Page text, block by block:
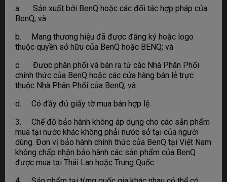
a. Sản xuất bởi BenQ hoặc các đối tác hợp pháp của
BenQ; và
b. Mang thương hiệu đã được đăng ký hoặc logo
thuộc quyền sở hữu của BenQ hoặc BENQ; và
c. Được phân phối và bán ra từ các Nhà Phân Phối
chính thức của BenQ hoặc các cửa hàng bán lẻ trực
thuộc Nhà Phân Phối của BenQ; và
d. Có đầy đủ giấy tờ mua bán hợp lệ.
3. Chế độ bảo hành không áp dụng cho các sản phẩm
mua tại nước khác không phải nước sở tại của người
dùng. Đơn vị bảo hành chính thức của BenQ tại Việt Nam
không chấp nhận bảo hành các sản phẩm của BenQ
được mua tại Thái Lan hoặc Trung Quốc.